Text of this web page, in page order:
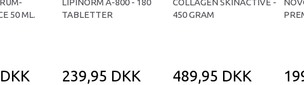
50 ML.
LIPINORM A-800 - 180
TABLETTER
239,95 DKK
COLLAGEN SKINACTIVE -
450 GRAM
489,95 DKK